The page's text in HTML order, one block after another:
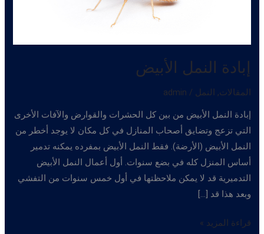
إبادة النمل الأبيض
المقالات, النمل /
admin
إبادة النمل الأبيض من بين كل الحشرات والقوارض والآفات الأخرى
التي تزعج وتضايق أصحاب المنازل في كل مكان لا يوجد أخطر من
النمل الأبيض (الأرضة). فقط النمل الأبيض بمفرده يمكنه تدمير
أساس المنزل كله في بضع سنوات. أول أعمال النمل الأبيض
التدميرية قد لا يمكن ملاحظتها في أول خمس سنوات من التفشي
وبعد هذا قد […]
إبادة
قراءة المزيد »